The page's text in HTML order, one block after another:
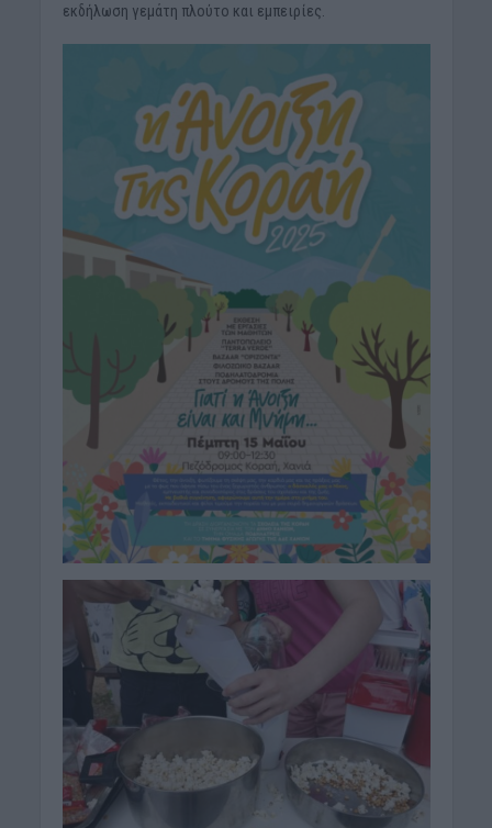
εκδήλωση γεμάτη πλούτο και εμπειρίες.